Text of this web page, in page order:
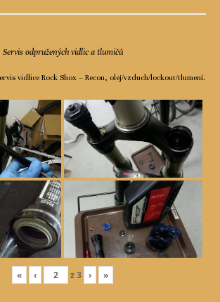
Servis odpružených vidlic a tlumičů
vidlice Rock Shox – Recon, olej/vzduch/lockout/tlumení.
« ‹ z3 › »